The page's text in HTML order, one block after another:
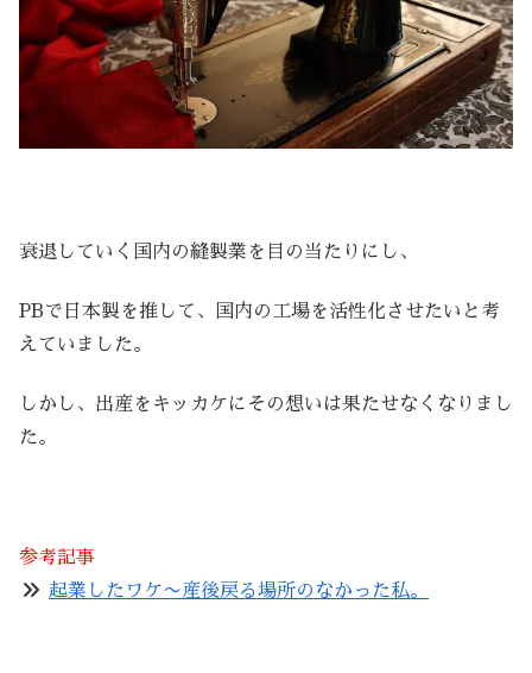
衰退していく国内の縫製業を目の当たりにし、
PBで日本製を推して、国内の工場を活性化させたいと考
えていました。
しかし、出産をキッカケにその想いは果たせなくなりまし
た。
参考記事
起業したワケ〜産後戻る場所のなかった私。